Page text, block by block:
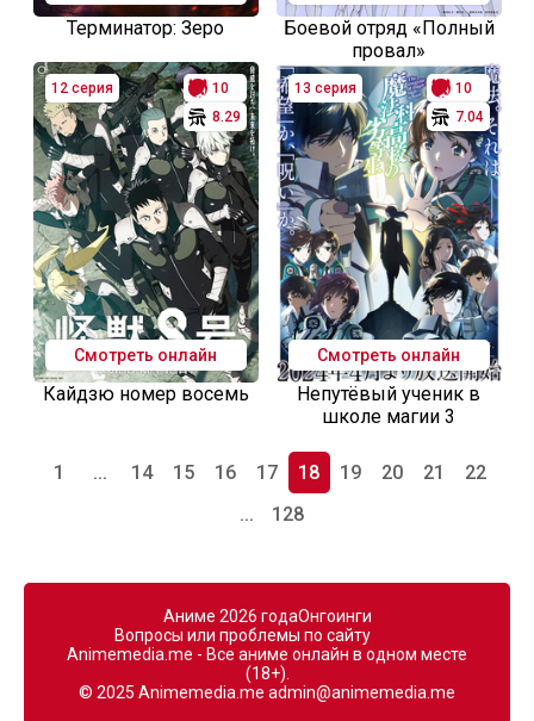
Терминатор: Зеро
Боевой отряд «Полный
провал»
12 серия
10
8.29
Смотреть онлайн
Кайдзю номер восемь
13 серия
10
7.04
Смотреть онлайн
Непутёвый ученик в
школе магии 3
1 ... 14 15 16 17 18 19 20 21
22
...
128
Аниме 2026 годаОнгоинги
Вопросы или проблемы по сайту
Animemedia.me - Все аниме онлайн в одном месте
(18+).
© 2025 Animemedia.me admin@animemedia.me